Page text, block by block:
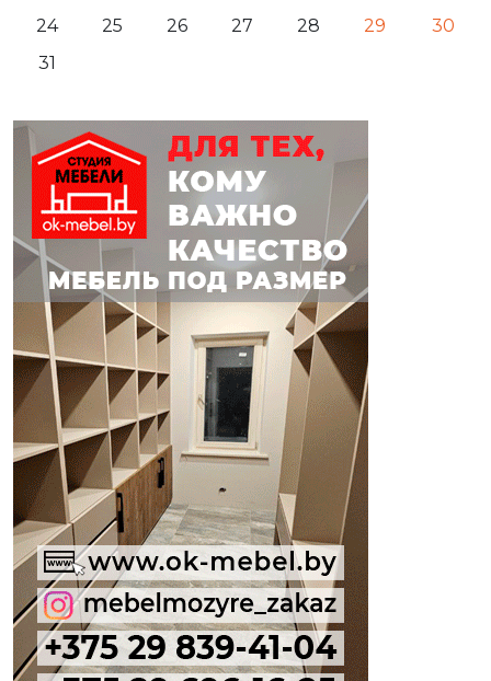
24
25 26 27 28 29
30
31